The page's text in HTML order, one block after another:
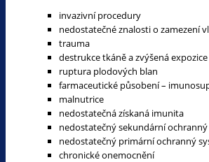
invazivní procedury
nedostatečné znalosti o zamezení
trauma
destrukce tkáně a zvýšená
ruptura plodových blan
farmaceutické působení –
malnutrice
nedostatečná získaná imunita
nedostatečný sekundární
nedostatečný primární ochranný
chronické onemocnění